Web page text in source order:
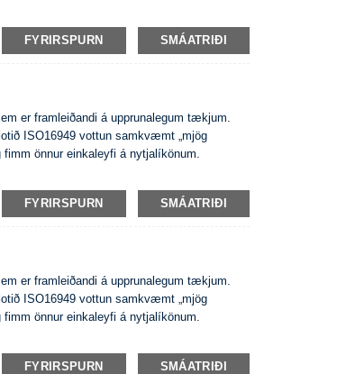
FYRIRSPURN SMÁATRIÐI
er framleiðandi á upprunalegum tækjum.
ISO16949 vottun samkvæmt „mjög
fimm önnur einkaleyfi á nytjalíkönum.
FYRIRSPURN SMÁATRIÐI
er framleiðandi á upprunalegum tækjum.
ISO16949 vottun samkvæmt „mjög
fimm önnur einkaleyfi á nytjalíkönum.
FYRIRSPURN SMÁATRIÐI